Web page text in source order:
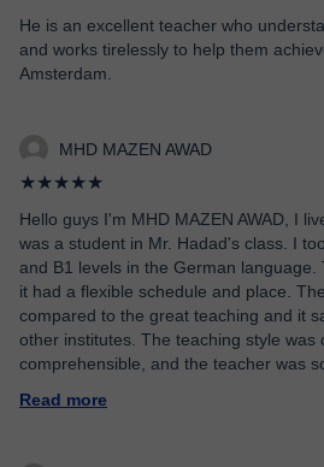
He is an excellent teacher who
and works tirelessly to help them
Amsterdam.
MHD MAZEN AWAD
★★★★★
Hello guys I'm MHD MAZEN AWAD, I
was a student in Mr. Hadad's class. I
and B1 levels in the German language.
it had a flexible schedule and place.
compared to the great teaching and it
other institutes. The teaching style was
comprehensible, and the teacher was
Read more